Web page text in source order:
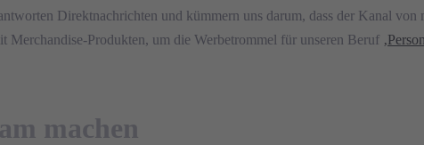
Direktnachrichten und kümmern uns darum, dass der Kanal
Produkten, um die Werbetrommel für unseren Beruf
machen